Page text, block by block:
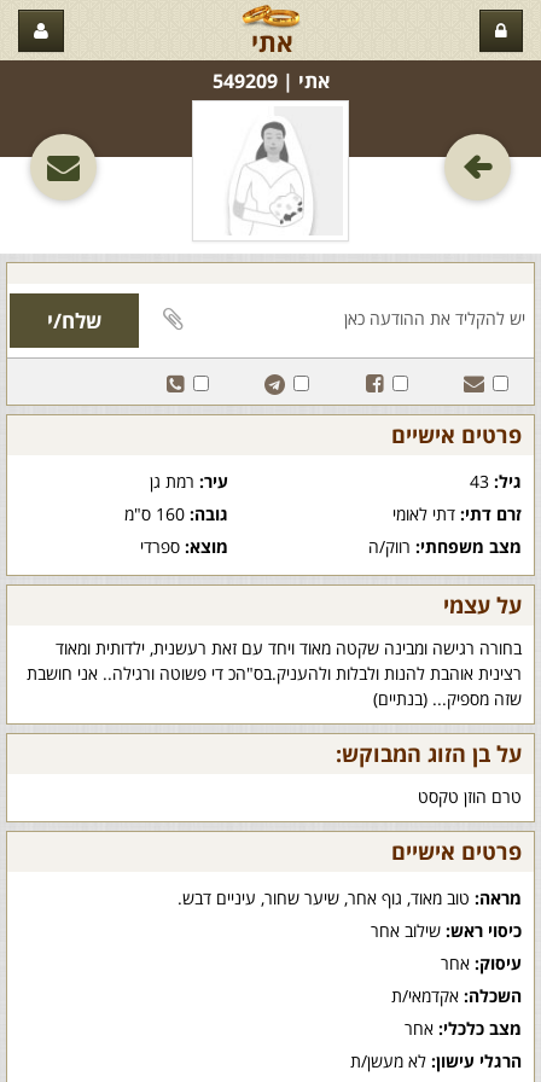
אתי
אתי‏ | 549209
פרטים אישיים
גיל: עיר:רמת גן
זרם דתי: דתי לאומי גובה:160 ס"מ
מצב משפחתי: רווק/ה מוצא:ספרדי
על עצמי
בחורה רגישה ומבינה שקטה מאוד ויחד עם זאת רעשנית, ילדותית ומאוד
רצינית אוהבת להנות ולבלות ולהעניק.בס"הכ די פשוטה ורגילה.. אני חושבת
שזה מספיק... (בנתיים)
על בן הזוג המבוקש:
טרם הוזן טקסט
פרטים אישיים
מראה: טוב מאוד, גוף אחר, שיער שחור, עיניים דבש.
כיסוי ראש: שילוב אחר
עיסוק: אחר
השכלה: אקדמאי/ת
מצב כלכלי: אחר
הרגלי עישון: לא מעשן/ת